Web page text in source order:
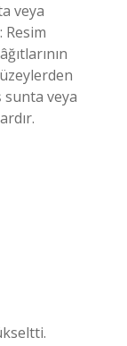
veya
Resim
sunta veya